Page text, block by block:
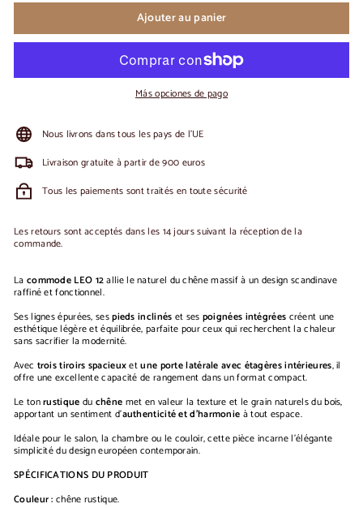
Ajouter au panier
Más opciones de pago
Nous livrons dans tous les pays de l'UE
Livraison gratuite à partir de 900 euros
Tous les paiements sont traités en toute sécurité
Les retours sont acceptés dans les 14 jours suivant la réception de la
commande.
La commode LEO 12allie le naturel du chêne massif à un design scandinave
raffiné et fonctionnel.
Ses lignes épurées, sespieds inclinés et ses poignées intégrées créent une
esthétique légère et équilibrée, parfaite pour ceux qui recherchent la chaleur
sans sacrifier la modernité.
Avec trois tiroirs spacieuxetune porte latérale avec étagères intérieures, il
offre une excellente capacité de rangement dans un format compact.
Le tonrustique du chêne met en valeur la texture et le grain naturels du bois,
apportant un sentiment d'authenticité et d'harmonie à tout espace.
Idéale pour le salon, la chambre ou le couloir, cette pièce incarne l'élégante
simplicité du design européen contemporain.
SPÉCIFICATIONS DU PRODUIT
Couleur : chêne rustique.